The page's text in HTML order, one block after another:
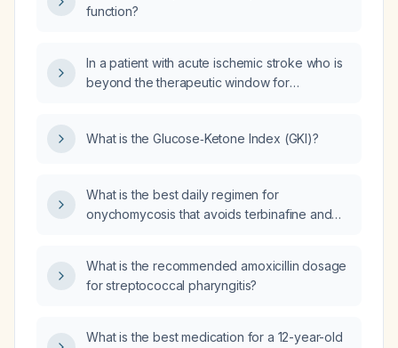
function?
In a patient with acute ischemic stroke who is
beyond the therapeutic window for
with a negative neck CTA and non‑contrast
the patient be managed at a hospital lacking a
hematology service?
What is the Glucose‑Ketone Index (GKI)?
What is the best daily regimen for
onychomycosis that avoids terbinafine and
What is the recommended amoxicillin dosage
for streptococcal pharyngitis?
What is the best medication for a 12-year-old